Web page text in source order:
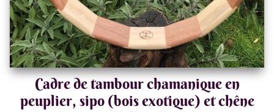
Cadre de tambour chamanique en
peuplier, sipo (bois exotique) et chêne